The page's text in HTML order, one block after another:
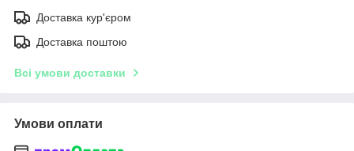
Доставка кур'єром
Доставка поштою
Всі умови доставки
Умови оплати